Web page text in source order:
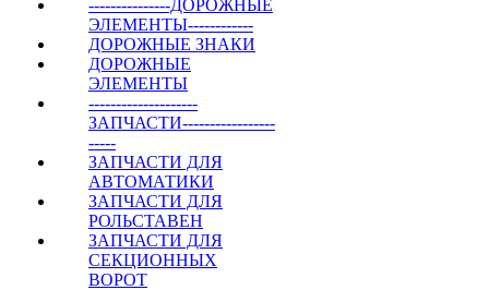
---------------ДОРОЖНЫЕ
ЭЛЕМЕНТЫ------------
ДОРОЖНЫЕ ЗНАКИ
ДОРОЖНЫЕ
ЭЛЕМЕНТЫ
--------------------
ЗАПЧАСТИ-----------------
-----
ЗАПЧАСТИ ДЛЯ
АВТОМАТИКИ
ЗАПЧАСТИ ДЛЯ
РОЛЬСТАВЕН
ЗАПЧАСТИ ДЛЯ
СЕКЦИОННЫХ
ВОРОТ